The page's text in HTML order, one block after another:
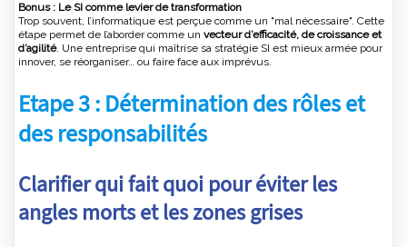
Bonus : Le SI comme levier de transformation
Trop souvent, l’informatique est perçue comme un "mal nécessaire". Cette
étape permet de l’aborder comme un vecteur d’efficacité, de croissance et
d’agilité. Une entreprise qui maîtrise sa stratégie SI est mieux armée pour
innover, se réorganiser… ou faire face aux imprévus.
Etape 3 : Détermination des rôles et
des responsabilités
Clarifier qui fait quoi pour éviter les
angles morts et les zones grises